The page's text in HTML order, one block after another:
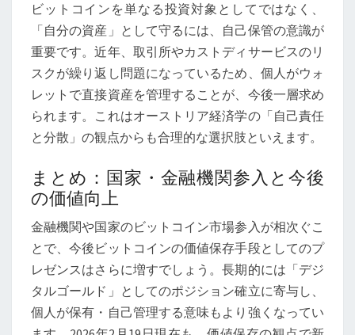
ビットコインを単なる投資対象としてではなく、
「自分の資産」として守るには、自己保管の意識が
重要です。近年、取引所やカストディサービスのリ
スクが繰り返し問題になっているため、個人がウォ
レットで直接資産を管理することが、今後一層求め
られます。これはオーストリア経済学の「自己責任
と分散」の観点からも合理的な選択肢といえます。
まとめ：国家・金融機関参入と今後
の価値向上
金融機関や国家のビットコイン市場参入が相次ぐこ
とで、今後ビットコインの価値保存手段としてのプ
レゼンスはさらに増すでしょう。長期的には「デジ
タルゴールド」としてのポジション確立に寄与し、
個人が保有・自己管理する意味もより強くなってい